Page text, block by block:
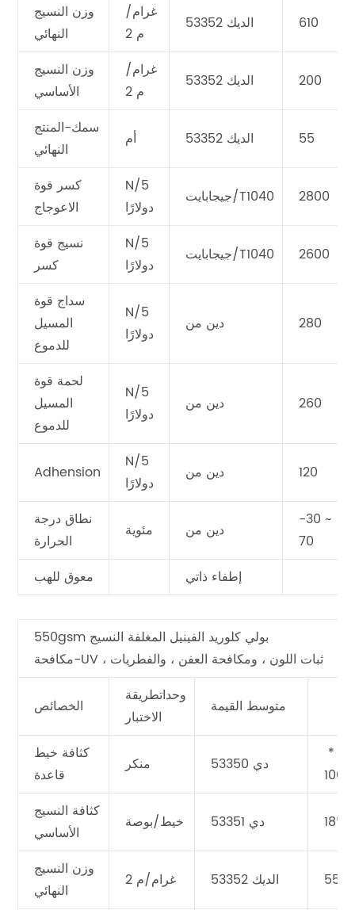
وزن النسيج
النهائي
غرام/
م 2
الديك 53352 610
وزن النسيج
الأساسي
غرام/
م 2
الديك 53352 200
سمك-المنتج
النهائي
أم الديك 53352 55
كسر قوة
الاعوجاج
N/5
دولارًا
جيجابايت/T1040 2800
نسيج قوة
كسر
N/5
دولارًا
جيجابايت/T1040 2600
سداج قوة
المسيل
للدموع
N/5
دولارًا
دين من 280
لحمة قوة
المسيل
للدموع
N/5
دولارًا
دين من 260
Adhension
N/5
دولارًا
دين من 120
نطاق درجة
الحرارة
مئوية دين من
-30 ~
70
معوق للهب
إطفاء ذاتي
550gsm بولي كلوريد الفينيل المغلفة النسيج
مكافحة-UV ، ثبات اللون ، ومكافحة العفن ، والفطريات
الخصائص
وحداتطريقة
الاختبار
متوسط القيمة
كثافة خيط
قاعدة
منكر دي 53350
‬ *
كثافة النسيج
الأساسي
خيط/بوصة دي 53351 18*18
وزن النسيج
النهائي
غرام/م 2 الديك 53352 550